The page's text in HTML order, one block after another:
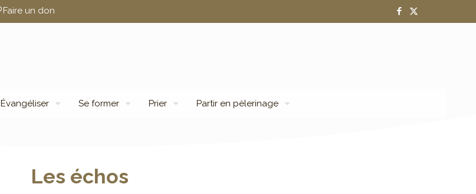
Faire un don
Évangéliser Se former Prier Partir en pèlerinage
Les échos